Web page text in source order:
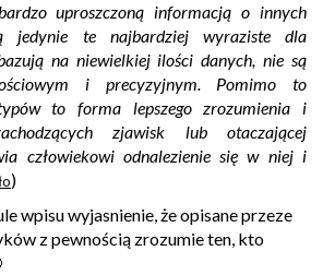
uproszczoną informacją o innych
jedynie te najbardziej wyraziste dla
na niewielkiej ilości danych, nie są
i precyzyjnym. Pomimo to
to forma lepszego zrozumienia i
zjawisk lub otaczającej
człowiekowi odnalezienie się w niej i
)
wpisu wyjasnienie, że opisane przeze
z pewnością zrozumie ten, kto